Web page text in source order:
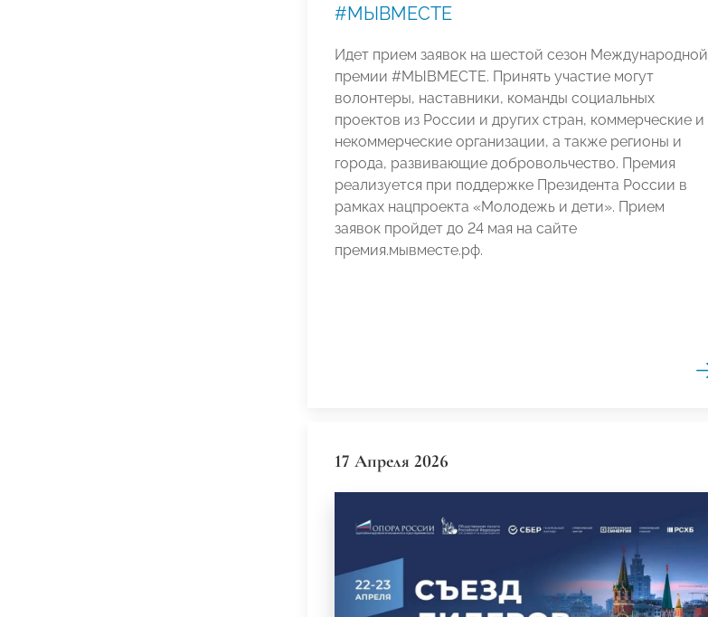
#МЫВМЕСТЕ
Идет прием заявок на шестой сезон Международной
премии #МЫВМЕСТЕ. Принять участие могут
волонтеры, наставники, команды социальных
проектов из России и других стран, коммерческие и
некоммерческие организации, а также регионы и
города, развивающие добровольчество. Премия
реализуется при поддержке Президента России в
рамках нацпроекта «Молодежь и дети». Прием
заявок пройдет до 24 мая на сайте
премия.мывместе.рф.
17 Апреля 2026